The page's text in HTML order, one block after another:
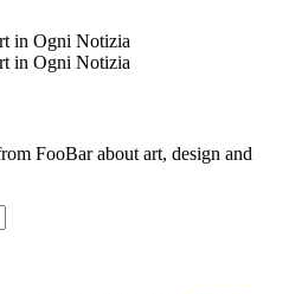
FooBar about art, design and